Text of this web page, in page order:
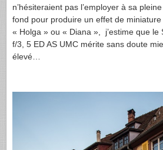
n’hésiteraient pas l’employer à sa
fond pour produire un effet de
« Holga » ou « Diana », j’estime que
f/3, 5 ED AS UMC mérite sans doute
élevé…